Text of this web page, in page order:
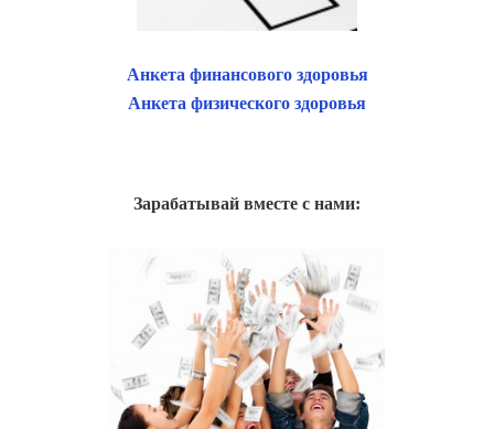
Анкета финансового здоровья
Анкета физического здоровья
Зарабатывай вместе с нами: